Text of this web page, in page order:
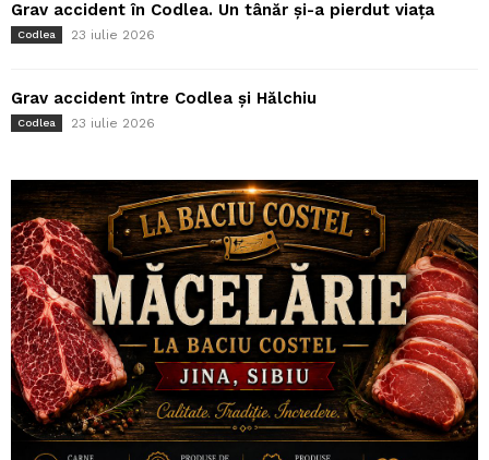
Grav accident în Codlea. Un tânăr și-a pierdut viața
Codlea 23 iulie 2026
Grav accident între Codlea și Hălchiu
Codlea 23 iulie 2026